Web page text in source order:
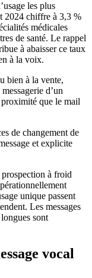
les plus
2024 chiffre à 3,3 %
médicales
de santé. Le rappel
à abaisser ce taux
à la voix.
bien à la vente,
d’un
que le mail
de changement de
et explicite
prospection à froid
unique passent
Les messages
sont
vocal